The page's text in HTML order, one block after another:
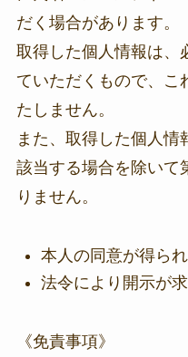
だく場合があります。
取得した個人情報は、
ていただくもので、こ
たしません。
また、取得した個人情
該当する場合を除いて
りません。
本人の同意が得ら
法令により開示が
《免責事項》